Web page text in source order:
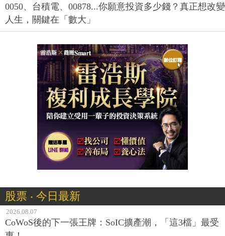
0050、台積電、00878...你願意投資多少錢？真正想改變
人生，關鍵在「數大」
股票 ‧ 今日最新
2026.08.07
CoWoS後的下一張王牌：SoIC擴產潮，「這3檔」最受